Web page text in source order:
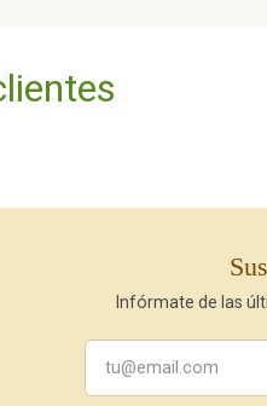
Infórmate de las